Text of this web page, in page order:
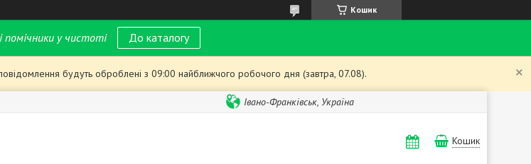
Кошик
у чистоті До каталогу
будуть оброблені з 09:00 найближчого робочого дня (завтра, 07.08).
Івано-Франківськ, Україна
Кошик